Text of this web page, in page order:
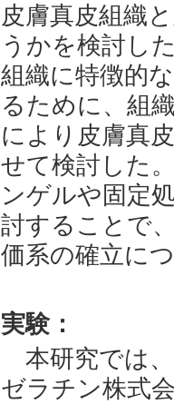
皮膚真皮組織
うかを検討し
組織に特徴的
るために、組
により皮膚真
せて検討した
ンゲルや固定
討することで
価系の確立に
実験：
本研究では、
ゼラチン株式